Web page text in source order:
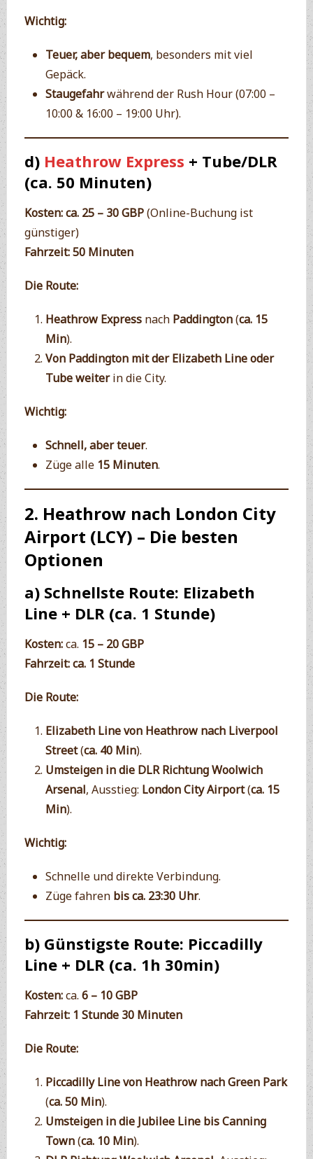
Wichtig:
Teuer, aber bequem, besonders mit viel
Gepäck.
Staugefahrwährend der Rush Hour (07:00 –
10:00 & 16:00 – 19:00 Uhr).
d) Heathrow Express + Tube/DLR
(ca. 50 Minuten)
Kosten:ca. 25 – 30 GBP(Online-Buchung ist
günstiger)
Fahrzeit:50 Minuten
Die Route:
Heathrow Expressnach Paddington(ca. 15
Min).
Von Paddington mit der Elizabeth Line oder
Tube weiterin die City.
Wichtig:
Schnell, aber teuer.
Züge alle 15 Minuten.
2. Heathrow nach London City
Airport (LCY) – Die besten
Optionen
a) Schnellste Route: Elizabeth
Line + DLR (ca. 1 Stunde)
Kosten:ca. 15 – 20 GBP
Fahrzeit:ca. 1 Stunde
Die Route:
Elizabeth Line von Heathrow nach Liverpool
Street(ca. 40 Min).
Umsteigen in die DLR Richtung Woolwich
Arsenal, Ausstieg: London City Airport(ca. 15
Min).
Wichtig:
Schnelle und direkte Verbindung.
Züge fahren bis ca. 23:30 Uhr.
b) Günstigste Route: Piccadilly
Line + DLR (ca. 1h 30min)
Kosten:ca. 6 – 10 GBP
Fahrzeit: 1 Stunde 30 Minuten
Die Route:
Piccadilly Line von Heathrow nach Green Park
(ca. 50 Min).
Umsteigen in die Jubilee Line bis Canning
Town(ca. 10 Min).